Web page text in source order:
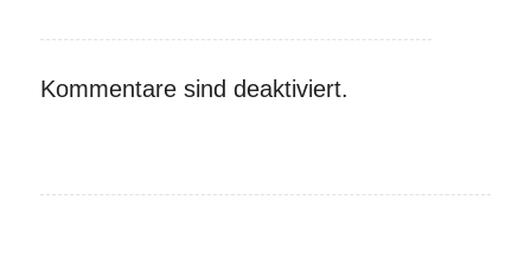
Kommentare sind deaktiviert.